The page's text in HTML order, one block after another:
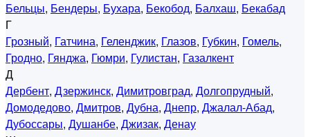
Бельцы, Бендеры, Бухара, Бекобод, Балхаш, Бекабад
Г
Грозный, Гатчина, Геленджик, Глазов, Губкин, Гомель,
Гродно, Гянджа, Гюмри, Гулистан, Газалкент
Д
Дербент, Дзержинск, Димитровград, Долгопрудный,
Домодедово, Дмитров, Дубна, Днепр, Джалал-Абад,
Дубоссары, Душанбе, Джизак, Денау